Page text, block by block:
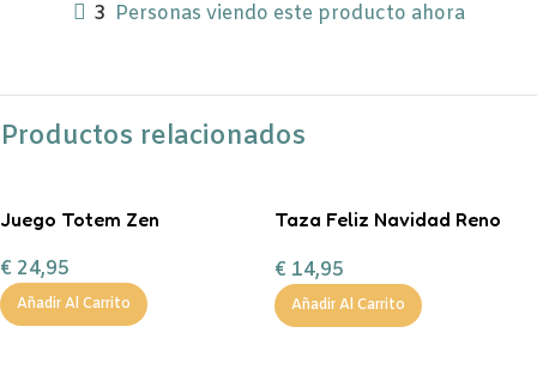
3 Personas viendo este producto ahora
Productos relacionados
Juego Totem Zen
€ 24,95
Añadir Al Carrito
Taza Feliz Navidad Reno
personalizable con
chocolate a la taza, nub
€ 14,95
Añadir Al Carrito